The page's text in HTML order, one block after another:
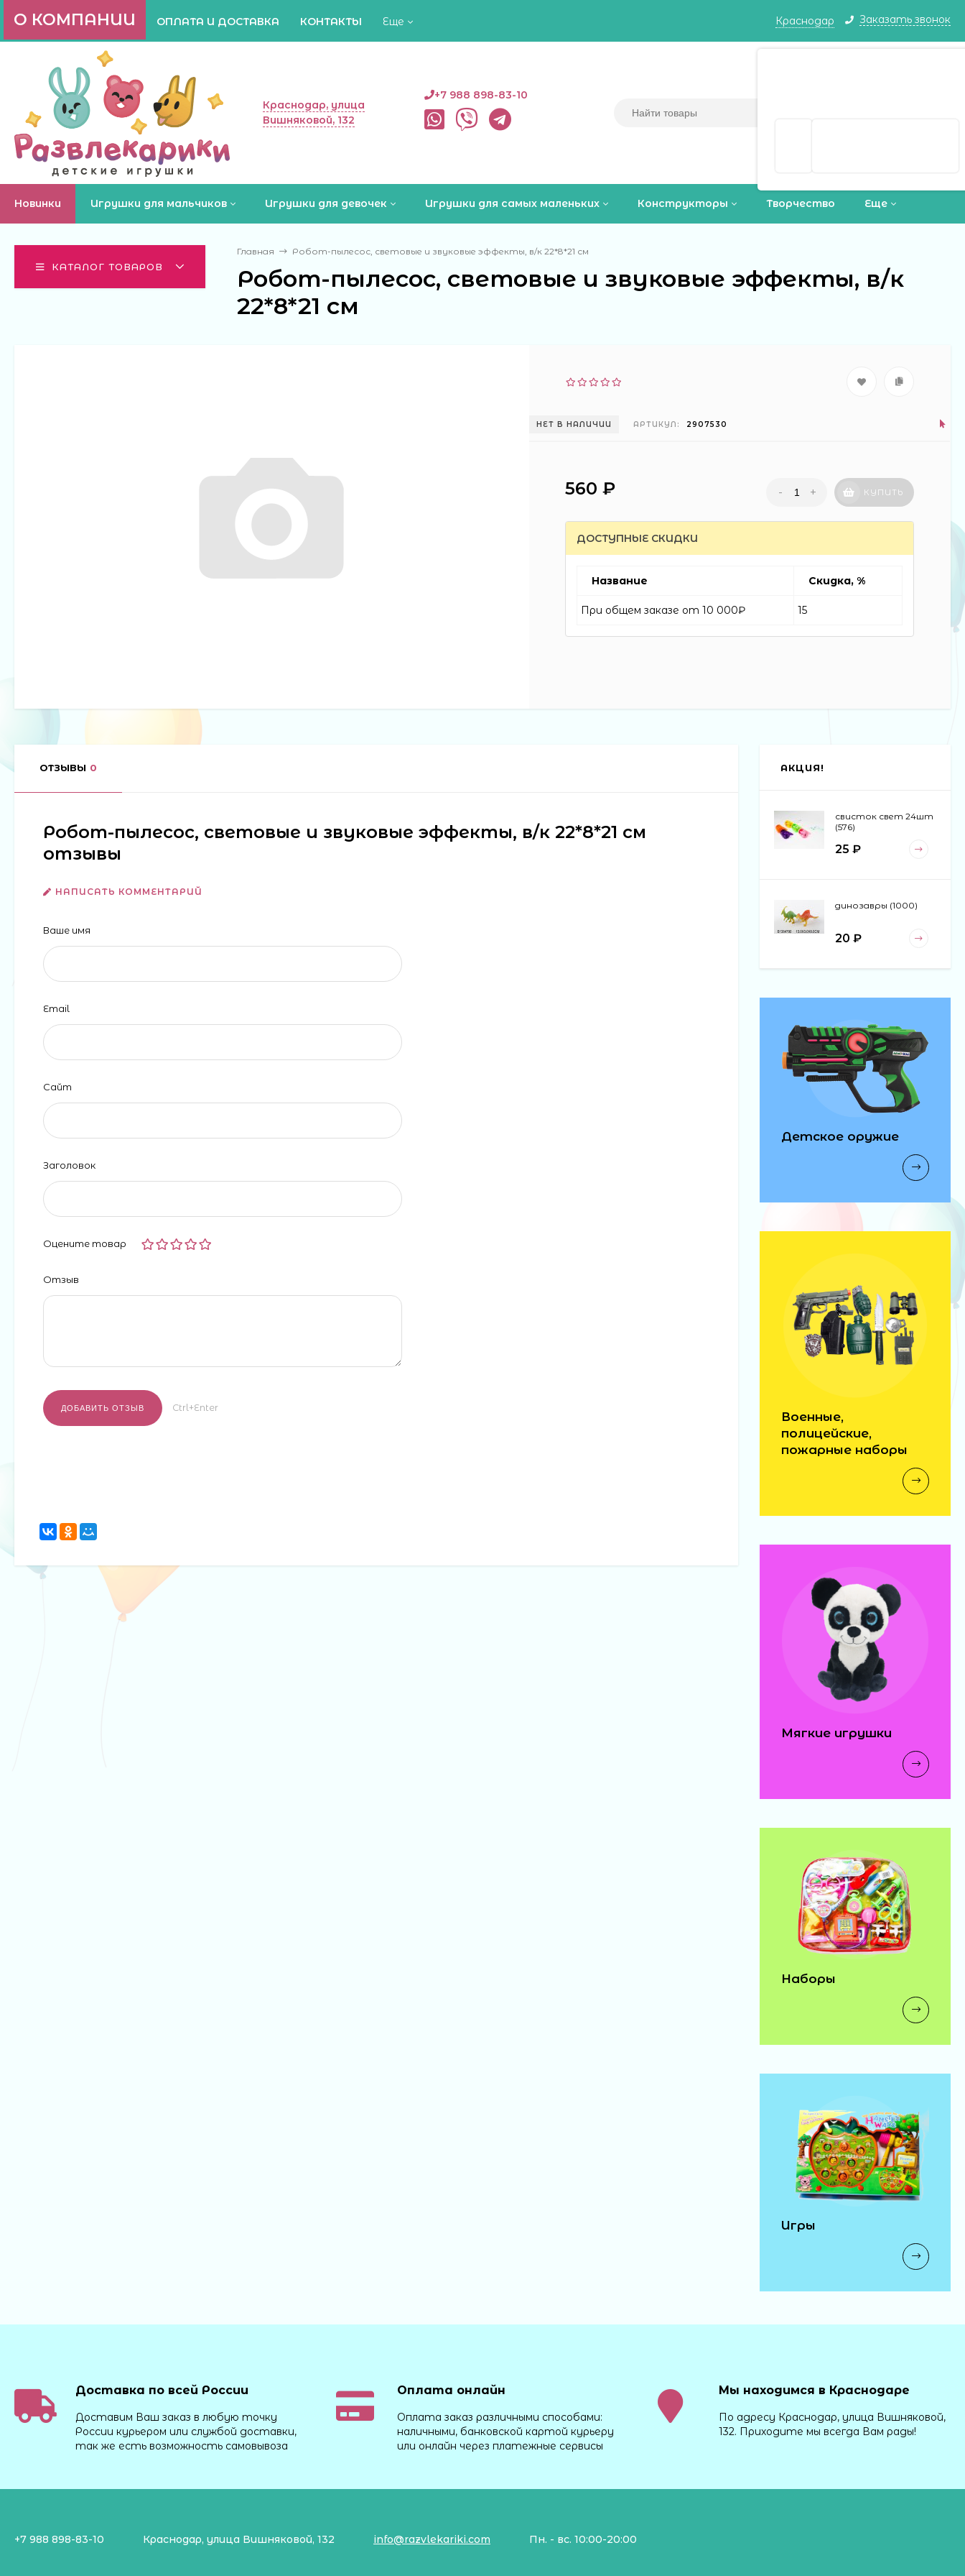
Краснодар Заказать звонок
О КОМПАНИИ ОПЛАТА И ДОСТАВКА КОНТАКТЫ Еще
Краснодар, улица
Вишняковой, 132
+7 988 898-83-10
Новинки Игрушки для мальчиков Игрушки для девочек Игрушки для самых маленьких Конструкторы Творчество Еще
КАТАЛОГ ТОВАРОВ
Главная Робот-пылесос, световые и звуковые эффекты, в/к 22*8*21 см
Робот-пылесос, световые и звуковые эффекты, в/к
22*8*21 см
НЕТ В НАЛИЧИИ АРТИКУЛ: 2907530
560 ₽ - + КУПИТЬ
ДОСТУПНЫЕ СКИДКИ
Название Скидка, %
При общем заказе от 10 000₽ 15
ОТЗЫВЫ 0
Робот-пылесос, световые и звуковые эффекты, в/к 22*8*21 см
отзывы
НАПИСАТЬ КОММЕНТАРИЙ
Ваше имя
Email
Сайт
Заголовок
Оцените товар
Отзыв
Ctrl+Enter
АКЦИЯ!
свисток свет 24шт
(576)
25 ₽
динозавры (1000)
20 ₽
Детское оружие
Военные,
полицейские,
пожарные наборы
Мягкие игрушки
Наборы
Игры
Доставка по всей России
Доставим Ваш заказ в любую точку
России курьером или службой доставки,
так же есть возможность самовывоза
Оплата онлайн
Оплата заказ различными способами:
наличными, банковской картой курьеру
или онлайн через платежные сервисы
Мы находимся в Краснодаре
По адресу Краснодар, улица Вишняковой,
132. Приходите мы всегда Вам рады!
+7 988 898-83-10 Краснодар, улица Вишняковой, 132 info@razvlekariki.com Пн. - вс. 10:00-20:00